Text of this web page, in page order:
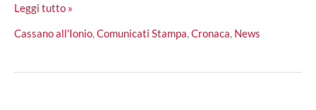
La
edizione
Premio
Leggi tutto »
Cassano all'Ionio,Comunicati Stampa,Cronaca, News